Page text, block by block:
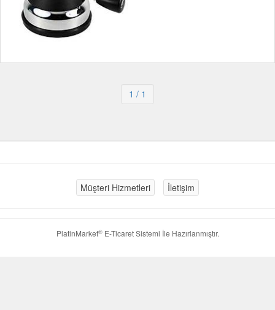
1 / 1
Müşteri Hizmetleri İletişim
PlatinMarket®E-Ticaret Sistemi İle Hazırlanmıştır.